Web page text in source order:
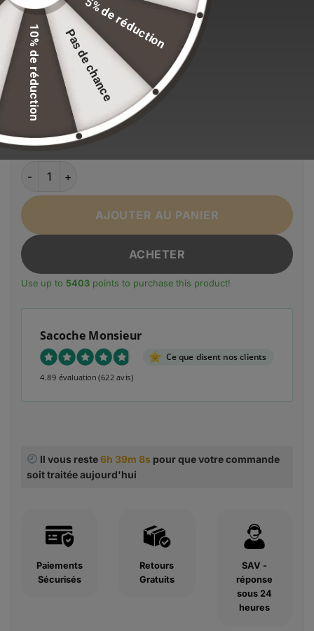
Stock volontairement limité pour maintenir nos
standards de qualité.
Couleur
Bleu orange Rouge
Ships From
AJOUTER AU PANIER
ACHETER
Use up to 5403 points to purchase this product!
Alternative:
Sacoche Monsieur
Ce que disent nos clients
4.89 évaluation (622 avis)
Il vous reste6h 39m 7spour que votre commande
soit traitée aujourd'hui
Paiements
Sécurisés
Retours
Gratuits
SAV -
réponse
sous 24
heures
5% de réduction
Pas de chance
10% de réduction